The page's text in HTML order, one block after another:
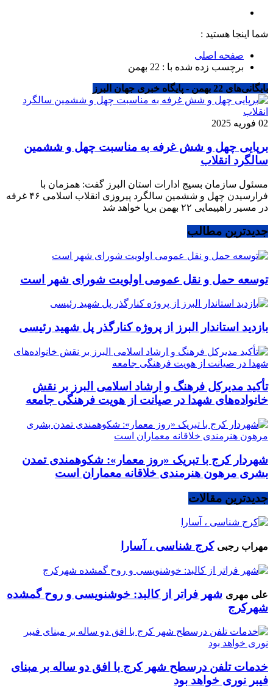
شما اینجا هستید :
صفحه اصلی
برچسب زده شده با : 22 بهمن
بایگانی‌های 22 بهمن - پایگاه خبری جهان البرز
02 فوریه 2025
برپایی چهل و شش غرفه به مناسبت چهل و ششمین
سالگرد انقلاب
مسئول سازمان بسیج ادارات استان البرز گفت: همزمان با
فرارسیدن چهل و ششمین سالگرد پیروزی انقلاب اسلامی ۴۶ غرفه
در مسیر راهپیمایی ۲۲ بهمن برپا خواهد شد
جدیدترین مطالب
توسعه حمل و نقل عمومی اولویت شورای شهر است
بازدید استاندار البرز از پروژه کنارگذر پل شهید رئیسی
تأکید مدیرکل فرهنگ و ارشاد اسلامی البرز بر نقش
خانواده‌های شهدا در صیانت از هویت فرهنگی جامعه
شهردار کرج با تبریک «روز معمار»: شکوهمندی تمدن
بشری مرهون هنرمندی خلاقانه معماران است
جدیدترین مقالات
مهراب رجبی کرج شناسی ، آسارا
علی مهری شهر فراتر از کالبد: خوشنویسی و روح گمشده
شهرکرج
خدمات تلفن درسطح شهر کرج با افق دو ساله بر مبنای
فیبر نوری خواهد بود